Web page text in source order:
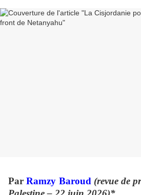
ParRamzy Baroud (revue de